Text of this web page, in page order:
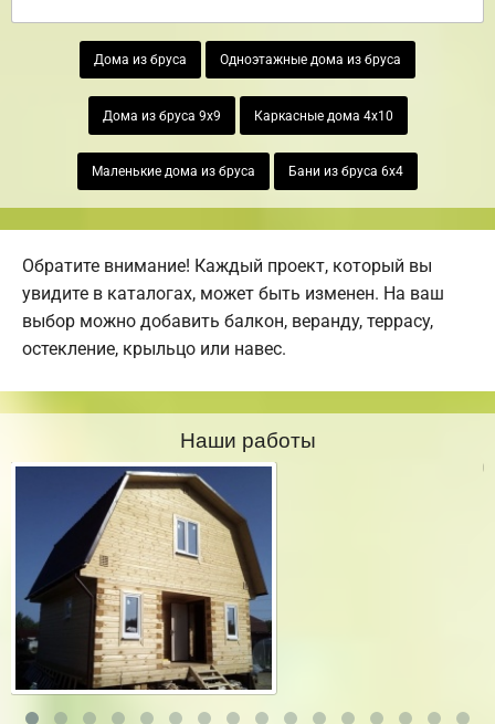
Дома из бруса Одноэтажные дома из бруса
Дома из бруса 9х9 Каркасные дома 4х10
Маленькие дома из бруса Бани из бруса 6х4
Обратите внимание! Каждый проект, который вы
увидите в каталогах, может быть изменен. На ваш
выбор можно добавить балкон, веранду, террасу,
остекление, крыльцо или навес.
Наши работы